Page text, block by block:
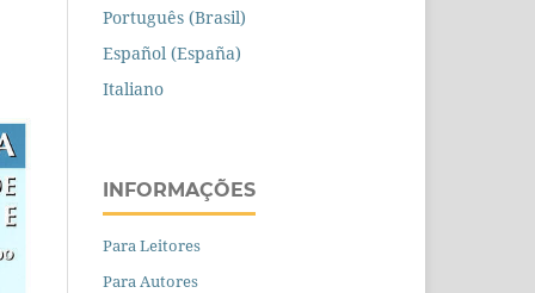
Português (Brasil)
Español (España)
Italiano
INFORMAÇÕES
Para Leitores
Para Autores